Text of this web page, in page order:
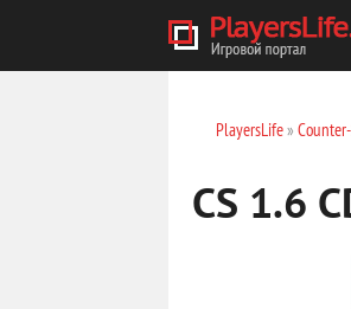
PlayersLife»
CS 1.6